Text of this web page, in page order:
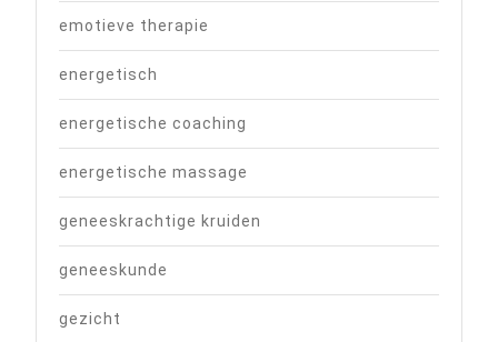
emotieve therapie
energetisch
energetische coaching
energetische massage
geneeskrachtige kruiden
geneeskunde
gezicht